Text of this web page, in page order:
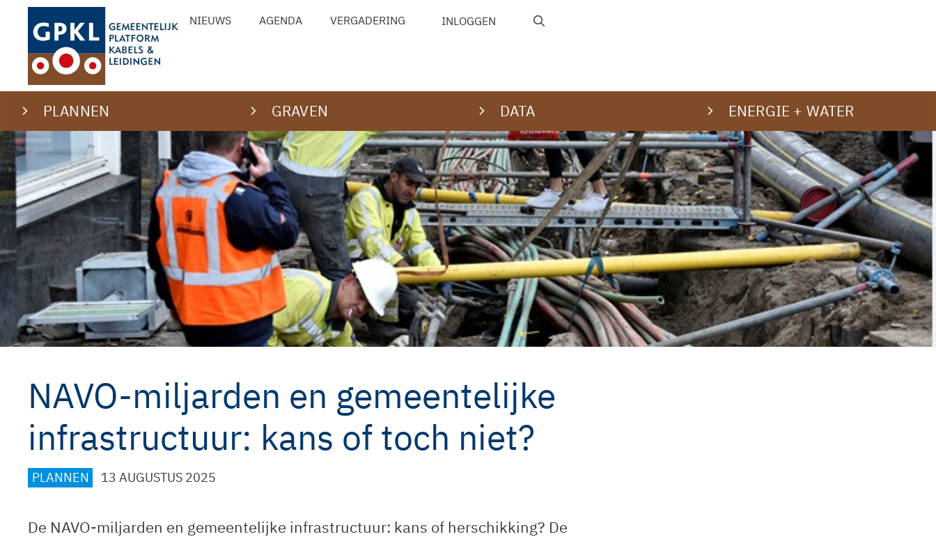
inhoud
NIEUWS AGENDA VERGADERING INLOGGEN
PLANNEN GRAVEN DATA ENERGIE + WATER
NAVO-miljarden en gemeentelijke
infrastructuur: kans of toch niet?
CATEGORIEËN
PLANNEN 13 AUGUSTUS 2025
De NAVO-miljarden en gemeentelijke infrastructuur: kans of herschikking? De